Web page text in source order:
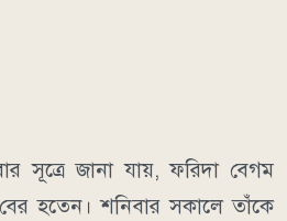
সূত্রে জানা যায়, ফরিদা বেগম
হতেন। শনিবার সকালে তাঁকে